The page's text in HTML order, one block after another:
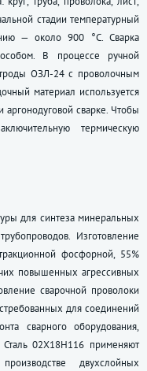
стадии температурный
— около 900 °C. Сварка
В процессе ручной
ОЗЛ-24 с проволочным
материал используется
аргонодуговой сварке. Чтобы
термическую
для синтеза минеральных
Изготовление
фосфорной, 55%
повышенных агрессивных
сварочной проволоки
для соединений
сварного оборудования,
Сталь 02Х18Н116 применяют
двухслойных